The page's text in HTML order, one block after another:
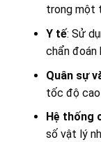
trong một
Y tế: Sử
chẩn đoán
Quân sự
tốc độ cao
Hệ thống
số vật lý